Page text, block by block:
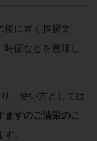
後に書く挨拶文
時節などを意味し
、使い方としては
ますのご清栄のこ
。